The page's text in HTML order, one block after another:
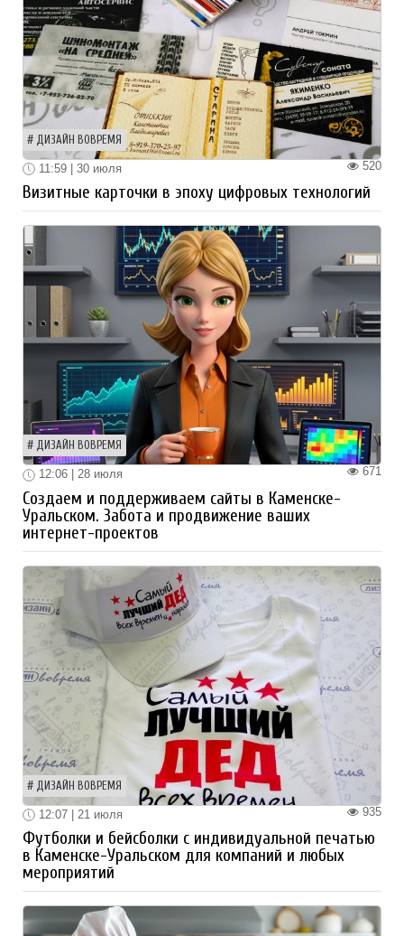
ДИЗАЙН ВОВРЕМЯ
520
11:59 | 30 июля
Визитные карточки в эпоху цифровых технологий
ДИЗАЙН ВОВРЕМЯ
671
12:06 | 28 июля
Создаем и поддерживаем сайты в Каменске-
Уральском. Забота и продвижение ваших
интернет-проектов
ДИЗАЙН ВОВРЕМЯ
935
12:07 | 21 июля
Футболки и бейсболки с индивидуальной печатью
в Каменске-Уральском для компаний и любых
мероприятий